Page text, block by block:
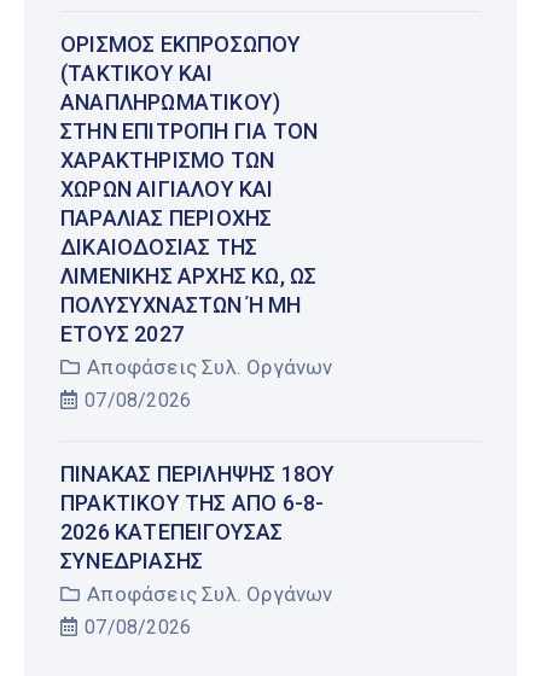
ΟΡΙΣΜΌΣ ΕΚΠΡΟΣΏΠΟΥ
(ΤΑΚΤΙΚΟΎ ΚΑΙ
ΑΝΑΠΛΗΡΩΜΑΤΙΚΟΎ)
ΣΤΗΝ ΕΠΙΤΡΟΠΉ ΓΙΑ ΤΟΝ
ΧΑΡΑΚΤΗΡΙΣΜΌ ΤΩΝ
ΧΏΡΩΝ ΑΙΓΙΑΛΟΎ ΚΑΙ
ΠΑΡΑΛΊΑΣ ΠΕΡΙΟΧΉΣ
ΔΙΚΑΙΟΔΟΣΊΑΣ ΤΗΣ
ΛΙΜΕΝΙΚΉΣ ΑΡΧΉΣ ΚΩ, ΩΣ
ΠΟΛΥΣΎΧΝΑΣΤΩΝ Ή ΜΗ Έ
ΤΟΥΣ 2027
Αποφάσεις Συλ. Οργάνων
07/08/2026
ΠΊΝΑΚΑΣ ΠΕΡΊΛΗΨΗΣ 18ΟΥ
ΠΡΑΚΤΙΚΟΎ ΤΗΣ ΑΠΌ 6-8-
2026 ΚΑΤΕΠΕΊΓΟΥΣΑΣ
ΣΥΝΕΔΡΊΑΣΗΣ
Αποφάσεις Συλ. Οργάνων
07/08/2026